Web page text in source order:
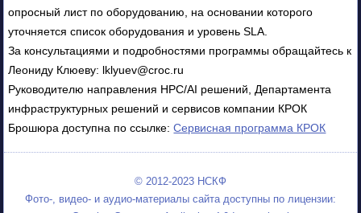
опросный лист по оборудованию, на основании которого
уточняется список оборудования и уровень SLA.
За консультациями и подробностями программы обращайтесь к
Леониду Клюеву: lklyuev@croc.ru
Руководителю направления HPC/AI решений, Департамента
инфраструктурных решений и сервисов компании КРОК
Брошюра доступна по ссылке:Сервисная программа КРОК
© 2012-2023 НСКФ
Фото-, видео- и аудио-материалы сайта доступны по лицензии: